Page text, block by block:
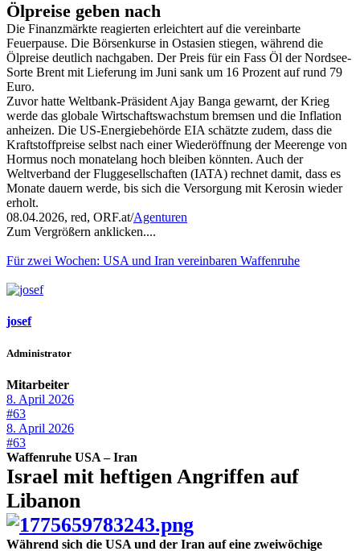
Ölpreise geben nach
Die Finanzmärkte reagierten erleichtert auf die vereinbarte
Feuerpause. Die Börsenkurse in Ostasien stiegen, während die
Ölpreise deutlich nachgaben. Der Preis für ein Fass Öl der Nordsee-
Sorte Brent mit Lieferung im Juni sank um 16 Prozent auf rund 79
Euro.
Zuvor hatte Weltbank-Präsident Ajay Banga gewarnt, der Krieg
werde das globale Wirtschaftswachstum bremsen und die Inflation
anheizen. Die US-Energiebehörde EIA schätzte zudem, dass die
Kraftstoffpreise selbst nach einer Wiederöffnung der Meerenge von
Hormus noch monatelang hoch bleiben könnten. Auch der
Weltverband der Fluggesellschaften (IATA) rechnet damit, dass es
Monate dauern werde, bis sich die Versorgung mit Kerosin wieder
erholt.
08.04.2026, red, ORF.at/Agenturen
Zum Vergrößern anklicken....
Für zwei Wochen: USA und Iran vereinbaren Waffenruhe
josef
Administrator
Mitarbeiter
8. April 2026
#63
8. April 2026
#63
Waffenruhe USA – Iran
Israel mit heftigen Angriffen auf
Libanon
Während sich die USA und der Iran auf eine zweiwöchige